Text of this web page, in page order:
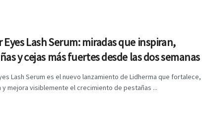
Eyes Lash Serum: miradas que inspiran,
y cejas más fuertes desde las dos semanas
Lash Serum es el nuevo lanzamiento de Lidherma que fortalece,
y mejora visiblemente el crecimiento de pestañas ...